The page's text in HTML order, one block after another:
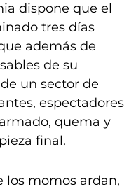
dispone que el
tres días
además de
de su
un sector de
espectadores
quema y
final.
los momos ardan,